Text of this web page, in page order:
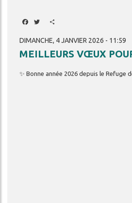
Facebook
Twitter
DIMANCHE, 4 JANVIER 2026 - 11:59
MEILLEURS VŒUX
✨ Bonne année 2026 depuis le Refuge